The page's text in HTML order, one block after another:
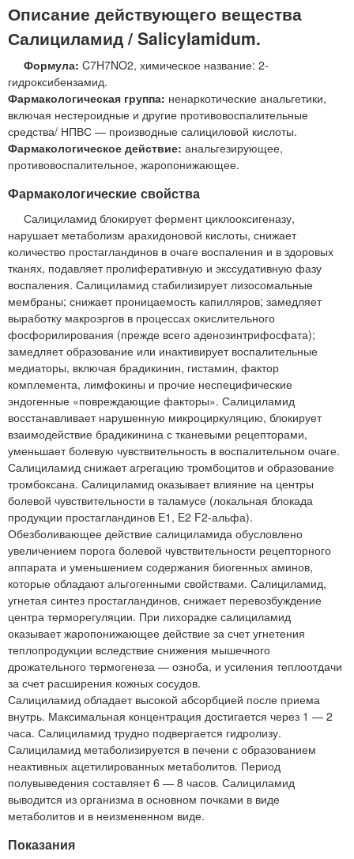
Описание действующего вещества
Салициламид / Salicylamidum.
Формула: C7H7NO2, химическое название: 2-
гидроксибензамид.
Фармакологическая группа: ненаркотические анальгетики,
включая нестероидные и другие противовоспалительные
средства/ НПВС — производные салициловой кислоты.
Фармакологическое действие: анальгезирующее,
противовоспалительное, жаропонижающее.
Фармакологические свойства
Салициламид блокирует фермент циклооксигеназу,
нарушает метаболизм арахидоновой кислоты, снижает
количество простагландинов в очаге воспаления и в здоровых
тканях, подавляет пролиферативную и экссудативную фазу
воспаления. Салициламид стабилизирует лизосомальные
мембраны; снижает проницаемость капилляров; замедляет
выработку макроэргов в процессах окислительного
фосфорилирования (прежде всего аденозинтрифосфата);
замедляет образование или инактивирует воспалительные
медиаторы, включая брадикинин, гистамин, фактор
комплемента, лимфокины и прочие неспецифические
эндогенные «повреждающие факторы». Салициламид
восстанавливает нарушенную микроциркуляцию, блокирует
взаимодействие брадикинина с тканевыми рецепторами,
уменьшает болевую чувствительность в воспалительном очаге.
Салициламид снижает агрегацию тромбоцитов и образование
тромбоксана. Салициламид оказывает влияние на центры
болевой чувствительности в таламусе (локальная блокада
продукции простагландинов E1, E2 F2-альфа).
Обезболивающее действие салициламида обусловлено
увеличением порога болевой чувствительности рецепторного
аппарата и уменьшением содержания биогенных аминов,
которые обладают альгогенными свойствами. Салициламид,
угнетая синтез простагландинов, снижает перевозбуждение
центра терморегуляции. При лихорадке салициламид
оказывает жаропонижающее действие за счет угнетения
теплопродукции вследствие снижения мышечного
дрожательного термогенеза — озноба, и усиления теплоотдачи
за счет расширения кожных сосудов.
Салициламид обладает высокой абсорбцией после приема
внутрь. Максимальная концентрация достигается через 1 — 2
часа. Салициламид трудно подвергается гидролизу.
Салициламид метаболизируется в печени с образованием
неактивных ацетилированных метаболитов. Период
полувыведения составляет 6 — 8 часов. Салициламид
выводится из организма в основном почками в виде
метаболитов и в неизмененном виде.
Показания